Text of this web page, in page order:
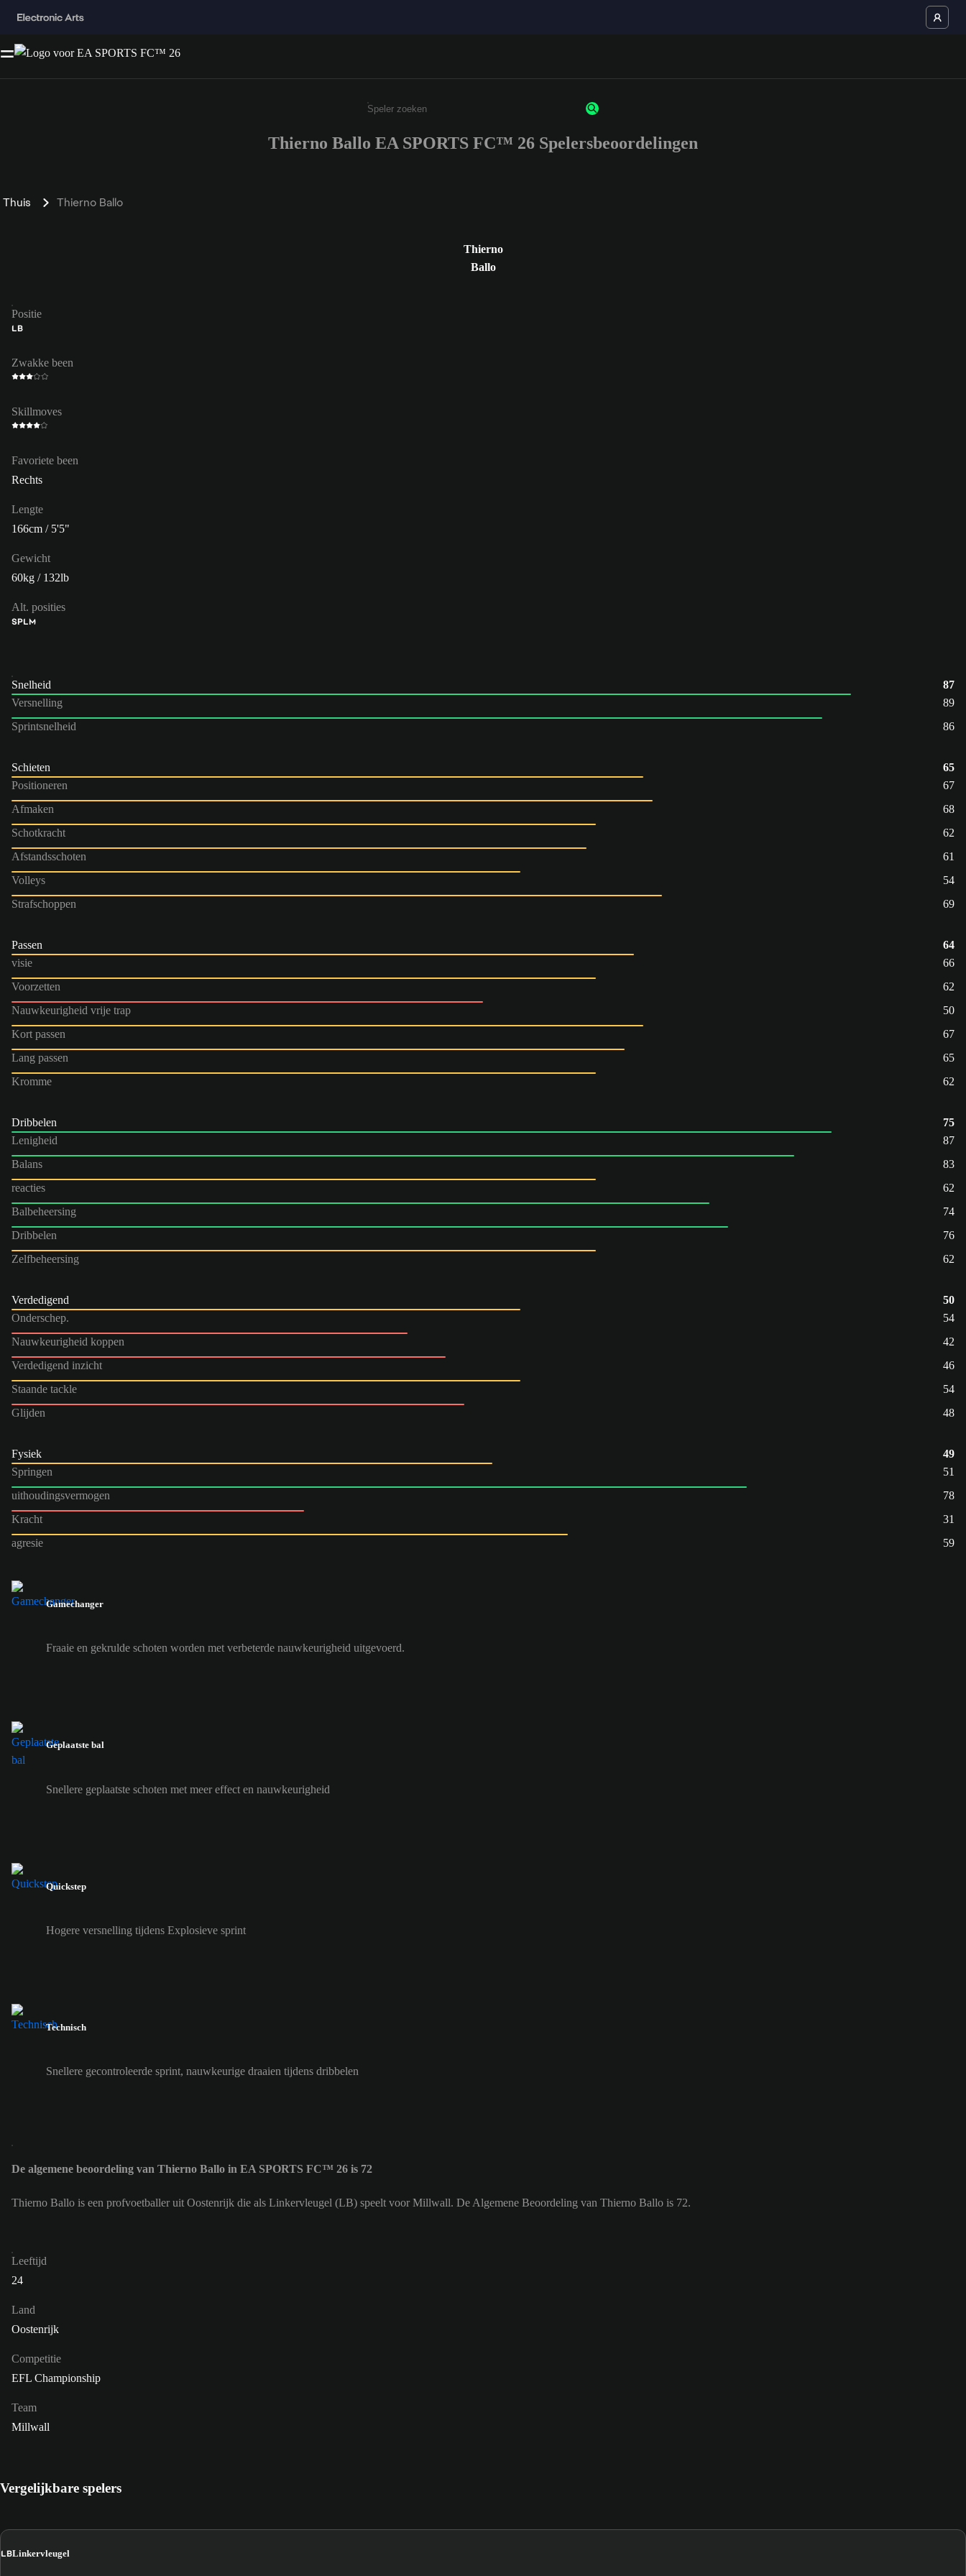
Enter a minimum of 3 characters or numbers
Thierno Ballo EA SPORTS FC™ 26 Spelersbeoordelingen
Thuis Thierno Ballo
Thierno
Ballo
Positie
LB
Zwakke been
Skillmoves
Favoriete been
Rechts
Lengte
166cm / 5'5"
Gewicht
60kg / 132lb
Alt. posities
SPLM
Snelheid
87
Versnelling
89
Sprintsnelheid
86
Schieten
65
Positioneren
67
Afmaken
68
Schotkracht
62
Afstandsschoten
61
Volleys
54
Strafschoppen
69
Passen
64
visie
66
Voorzetten
62
Nauwkeurigheid vrije trap
50
Kort passen
67
Lang passen
65
Kromme
62
Dribbelen
75
Lenigheid
87
Balans
83
reacties
62
Balbeheersing
74
Dribbelen
76
Zelfbeheersing
62
Verdedigend
50
Onderschep.
54
Nauwkeurigheid koppen
42
Verdedigend inzicht
46
Staande tackle
54
Glijden
48
Fysiek
49
Springen
51
uithoudingsvermogen
78
Kracht
31
agresie
59
Gamechanger
Fraaie en gekrulde schoten worden met verbeterde nauwkeurigheid uitgevoerd.
Geplaatste bal
Snellere geplaatste schoten met meer effect en nauwkeurigheid
Quickstep
Hogere versnelling tijdens Explosieve sprint
Technisch
Snellere gecontroleerde sprint, nauwkeurige draaien tijdens dribbelen
De algemene beoordeling van Thierno Ballo in EA SPORTS FC™ 26 is 72
Thierno Ballo is een profvoetballer uit Oostenrijk die als Linkervleugel (LB) speelt voor Millwall. De Algemene Beoordeling van Thierno Ballo is 72.
Leeftijd
24
Land
Oostenrijk
Competitie
EFL Championship
Team
Millwall
Vergelijkbare spelers
LBLinkervleugel